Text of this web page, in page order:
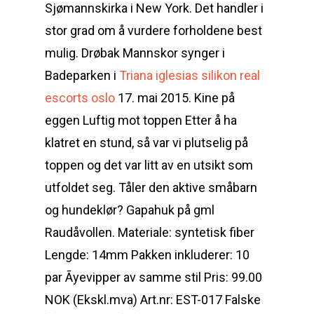
Sjømannskirka i New York. Det handler i
stor grad om å vurdere forholdene best
mulig. Drøbak Mannskor synger i
Badeparken i Triana iglesias silikon real
escorts oslo 17. mai 2015. Kine på
eggen Luftig mot toppen Etter å ha
klatret en stund, så var vi plutselig på
toppen og det var litt av en utsikt som
utfoldet seg. Tåler den aktive småbarn
og hundeklør? Gapahuk på gml
Raudåvollen. Materiale: syntetisk fiber
Lengde: 14mm Pakken inkluderer: 10
par Ãyevipper av samme stil Pris: 99.00
NOK (Ekskl.mva) Art.nr: EST-017 Falske